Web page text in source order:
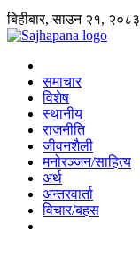
बिहीबार, साउन २१, २०८३
समाचार
विशेष
स्थानीय
राजनीति
जीवनशैली
मनोरञ्जन/साहित्य
अर्थ
अन्तरवार्ता
विचार/बहस